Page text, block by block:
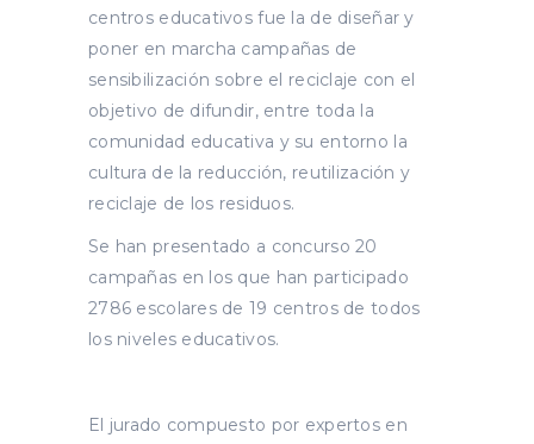
centros educativos fue la de diseñar y
poner en marcha campañas de
sensibilización sobre el reciclaje con el
objetivo de difundir, entre toda la
comunidad educativa y su entorno la
cultura de la reducción, reutilización y
reciclaje de los residuos.
Se han presentado a concurso 20
campañas en los que han participado
2786 escolares de 19 centros de todos
los niveles educativos.
El jurado compuesto por expertos en